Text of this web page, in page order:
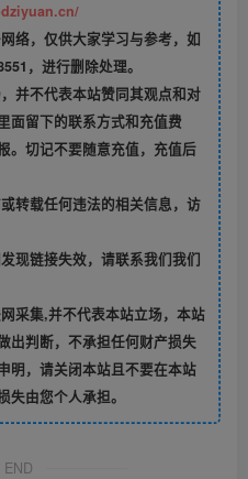
络，仅供大家学习与参考，如
，进行删除处理。
并不代表本站赞同其观点和对
面留下的联系方式和充值费
。切记不要随意充值，充值后
转载任何违法的相关信息，访
现链接失效，请联系我们我们
采集,并不代表本站立场，本站
出判断，不承担任何财产损失
明，请关闭本站且不要在本站
失由您个人承担。